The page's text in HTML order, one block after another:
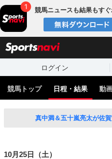
競馬ニュースも結果もす
ログイン
競馬トップ 日程・結果 動
真中満＆五十嵐亮太が佐
10月25日（土）